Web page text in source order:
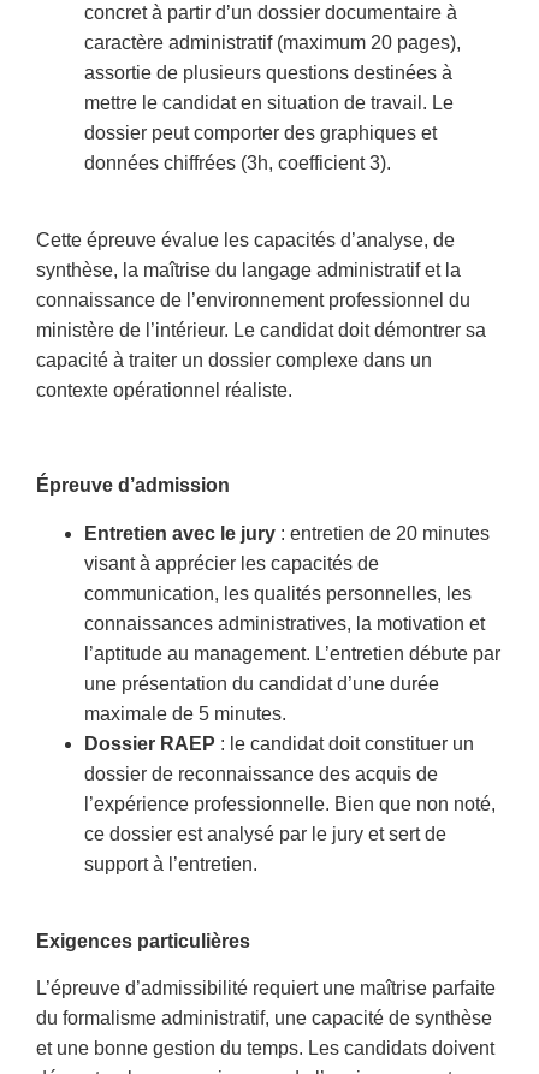
concret à partir d’un dossier documentaire à
caractère administratif (maximum 20 pages),
assortie de plusieurs questions destinées à
mettre le candidat en situation de travail. Le
dossier peut comporter des graphiques et
données chiffrées (3h, coefficient 3).
Cette épreuve évalue les capacités d’analyse, de
synthèse, la maîtrise du langage administratif et la
connaissance de l’environnement professionnel du
ministère de l’intérieur. Le candidat doit démontrer sa
capacité à traiter un dossier complexe dans un
contexte opérationnel réaliste.
Épreuve d’admission
Entretien avec le jury : entretien de 20 minutes
visant à apprécier les capacités de
communication, les qualités personnelles, les
connaissances administratives, la motivation et
l’aptitude au management. L’entretien débute par
une présentation du candidat d’une durée
maximale de 5 minutes.
Dossier RAEP : le candidat doit constituer un
dossier de reconnaissance des acquis de
l’expérience professionnelle. Bien que non noté,
ce dossier est analysé par le jury et sert de
support à l’entretien.
Exigences particulières
L’épreuve d’admissibilité requiert une maîtrise parfaite
du formalisme administratif, une capacité de synthèse
et une bonne gestion du temps. Les candidats doivent